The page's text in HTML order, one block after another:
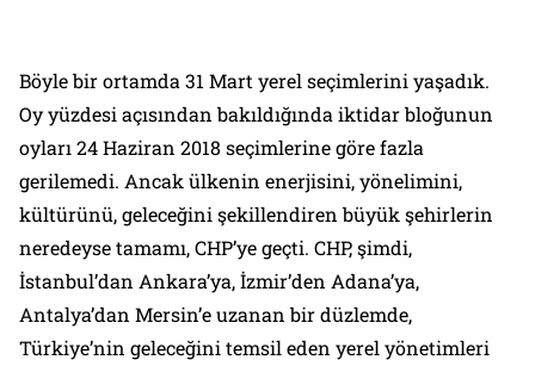
Böyle bir ortamda 31 Mart yerel seçimlerini yaşadık.
Oy yüzdesi açısından bakıldığında iktidar bloğunun
oyları 24 Haziran 2018 seçimlerine göre fazla
gerilemedi. Ancak ülkenin enerjisini, yönelimini,
kültürünü, geleceğini şekillendiren büyük şehirlerin
neredeyse tamamı, CHP’ye geçti. CHP, şimdi,
İstanbul’dan Ankara’ya, İzmir’den Adana’ya,
Antalya’dan Mersin’e uzanan bir düzlemde,
Türkiye’nin geleceğini temsil eden yerel yönetimleri